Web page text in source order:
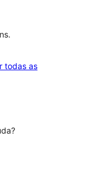
todas asvaloracións